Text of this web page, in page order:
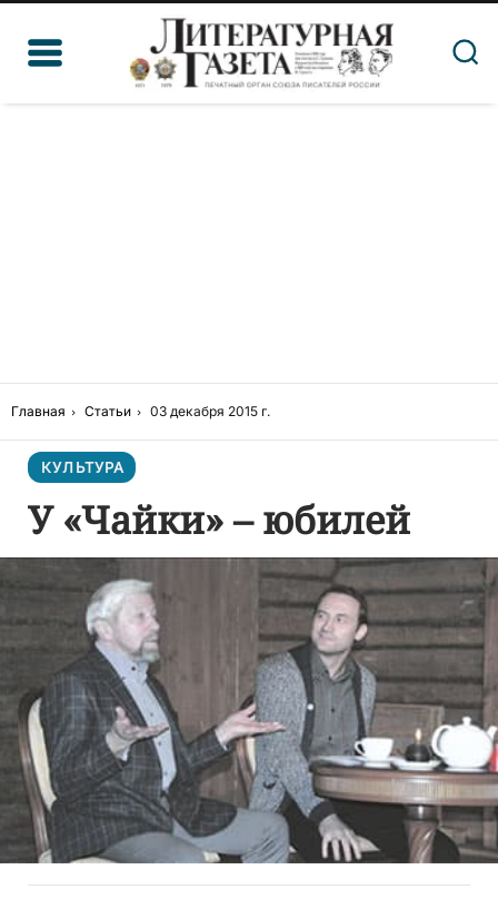
Главная Статьи 03 декабря 2015 г.
КУЛЬТУРА
У «Чайки» – юбилей